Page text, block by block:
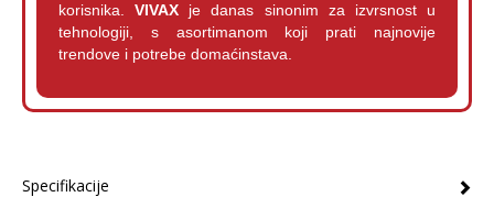
korisnika.VIVAX je danas sinonim za izvrsnost u
tehnologiji, s asortimanom koji prati najnovije
trendove i potrebe domaćinstava.
Specifikacije